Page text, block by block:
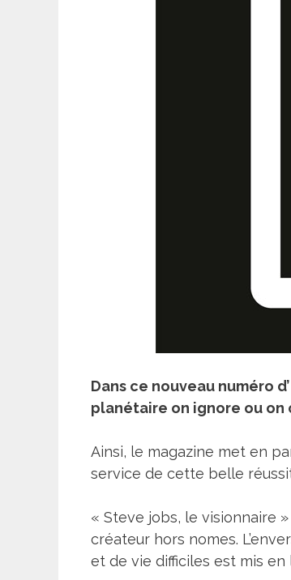
Dans ce nouveau numéro
planétaire on ignore ou on
Ainsi, le magazine met en
service de cette belle
« Steve jobs, le visionnaire
créateur hors nomes.
et de vie difficiles est mis en